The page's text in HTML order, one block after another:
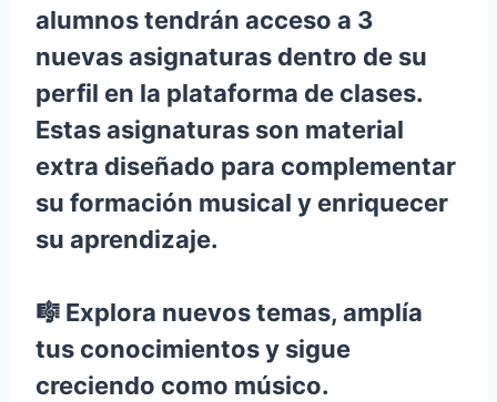
alumnos tendrán acceso a 3
nuevas asignaturas dentro de su
perfil en la plataforma de clases.
Estas asignaturas son material
extra diseñado para complementar
su formación musical y enriquecer
su aprendizaje.
🎼 Explora nuevos temas, amplía
tus conocimientos y sigue
creciendo como músico.